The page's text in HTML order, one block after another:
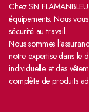
Chez SN
équipements. Nous
sécurité au travail.
Nous sommes
notre expertise dans le
individuelle et des
complète de produits